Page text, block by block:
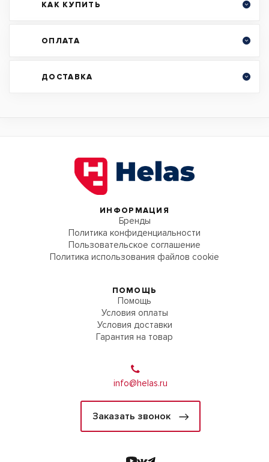
КАК КУПИТЬ
ОПЛАТА
ДОСТАВКА
ИНФОРМАЦИЯ
Бренды
Политика конфиденциальности
Пользовательское соглашение
Политика использования файлов cookie
ПОМОЩЬ
Помощь
Условия оплаты
Условия доставки
Гарантия на товар
info@helas.ru
Заказать звонок